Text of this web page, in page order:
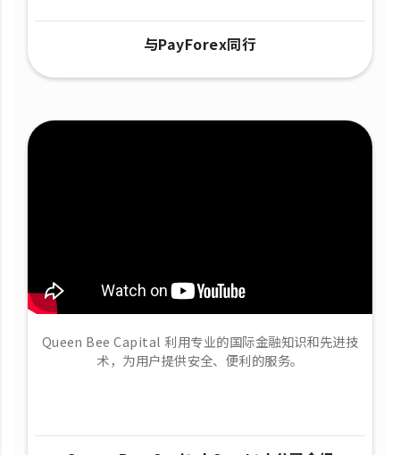
与PayForex同行
Queen Bee Capital 利用专业的国际金融知识和先进技
术，为用户提供安全、便利的服务。